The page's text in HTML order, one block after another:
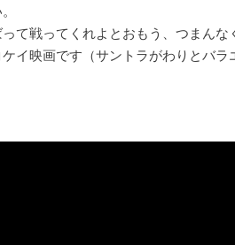
て戦ってくれよとおもう、つまんな
イ映画です（サントラがわりとバラ